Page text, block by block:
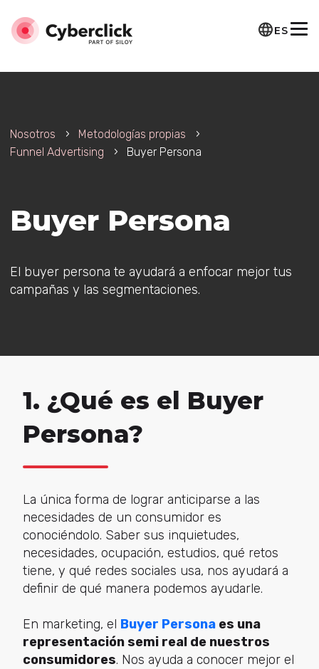
ES
Nosotros
Metodologías propias
Funnel Advertising
Buyer Persona
Buyer Persona
El buyer persona te ayudará a enfocar mejor tus
campañas y las segmentaciones.
1. ¿Qué es el Buyer
Persona?
La única forma de lograr anticiparse a las
necesidades de un consumidor es
conociéndolo. Saber sus inquietudes,
necesidades, ocupación, estudios, qué retos
tiene, y qué redes sociales usa, nos ayudará a
definir de qué manera podemos ayudarle.
En marketing, el Buyer Personaes una
representación semi real de nuestros
consumidores. Nos ayuda a conocer mejor el